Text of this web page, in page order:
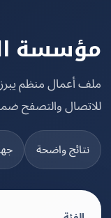
منظم يبرز
والتصفح ضمن
واضحة جهات